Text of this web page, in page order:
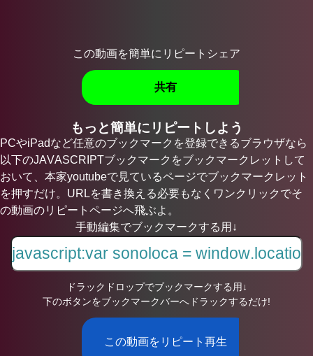
この動画を簡単にリピートシェア
共有
もっと簡単にリピートしよう
PCやiPadなど任意のブックマークを登録できるブラウザなら
以下のJAVASCRIPTブックマークをブックマークレットして
おいて、本家youtubeで見ているページでブックマークレット
を押すだけ。URLを書き換える必要もなくワンクリックでそ
の動画のリピートページへ飛ぶよ。
手動編集でブックマークする用↓
ドラックドロップでブックマークする用↓
下のボタンをブックマークバーへドラックするだけ!
この動画をリピート再生